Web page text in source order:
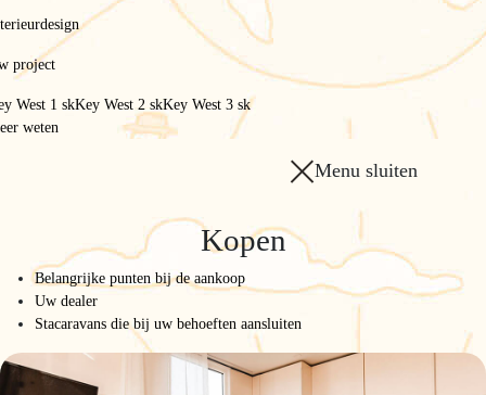
project
West 1 skKey West 2 skKey West 3 sk
weten
Menu sluiten
Kopen
Belangrijke punten bij de aankoop
Uw dealer
Stacaravans die bij uw behoeften aansluiten
Milieuvriendelijk
Duurzame materialen in het
hart van milieuvriendelijke
stacaravanbouw